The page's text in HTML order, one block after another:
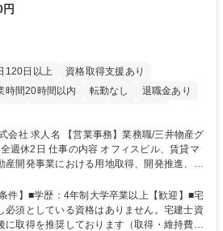
120日以上
資格取得支援あり
時間20時間以内 転勤なし
退職金あり
寮・社宅あり
/三井物産グ
ィスビル、賃貸マ
産開発事業における用地取得、開発推進、賃
等を行う営業部門において事務業務を担当
・支払業務（各種費用支払、支払管理、請
マスター申請対応）・予算作成及び予実管
件】■学歴：4年制大学卒業以上【歓迎】■宅
須としている資格はありません。宅建士資
に取得を推奨しております（取得・維持費用